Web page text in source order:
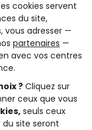
cookies servent
du site,
vous adresser —
partenaires —
avec vos centres
? Cliquez sur
ceux que vous
seuls ceux
site seront